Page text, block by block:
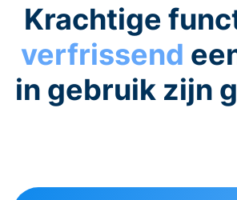
Krachtige
verfrissend
in gebruik zijn